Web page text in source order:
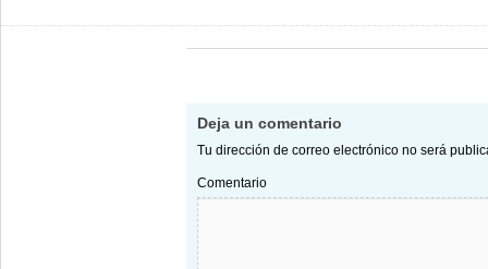
Deja un comentario
Tu dirección de correo electrónico no será
Comentario